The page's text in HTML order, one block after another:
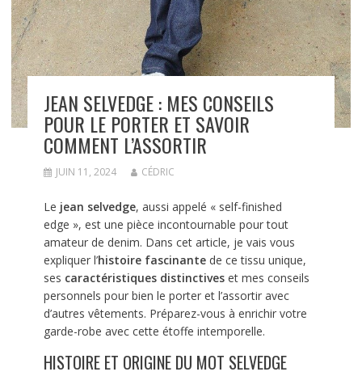
JEAN SELVEDGE : MES CONSEILS
POUR LE PORTER ET SAVOIR
COMMENT L’ASSORTIR
JUIN 11, 2024 CÉDRIC
Le jean selvedge, aussi appelé « self-finished
edge », est une pièce incontournable pour tout
amateur de denim. Dans cet article, je vais vous
expliquer l’histoire fascinantede ce tissu unique,
ses caractéristiques distinctiveset mes conseils
personnels pour bien le porter et l’assortir avec
d’autres vêtements. Préparez-vous à enrichir votre
garde-robe avec cette étoffe intemporelle.
HISTOIRE ET ORIGINE DU MOT SELVEDGE